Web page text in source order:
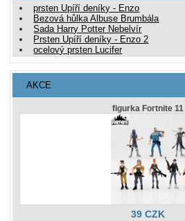
prsten Upíří deníky - Enzo
Bezová hůlka Albuse Brumbála
Sada Harry Potter Nebelvír
Prsten Upíří deníky - Enzo 2
ocelový prsten Lucifer
AKCE
figurka Fortnite 11
39 CZK